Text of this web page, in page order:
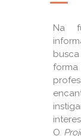
Na
forma
O